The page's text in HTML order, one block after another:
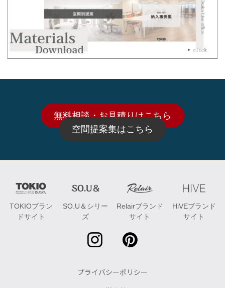
無料相談・お見積りはこちら
空間提案集はこちら
TOKIOブラン
ドサイト
SO.U＆シリー
ズ
Relairブランド
サイト
HiVEブランド
サイト
プライバシーポリシー